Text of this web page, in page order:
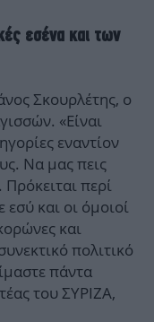
εσένα και των
Σκουρλέτης, ο
«Είναι
εναντίον
Να μας πεις
Πρόκειται περί
εσύ και οι όμοιοί
και
πολιτικό
πάντα
του ΣΥΡΙΖΑ,